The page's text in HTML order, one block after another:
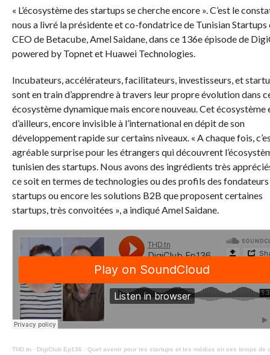
« L’écosystème des startups se cherche encore ». C’est le
nous a livré la présidente et co-fondatrice de Tunisian Startups
CEO de Betacube, Amel Saidane, dans ce 136e épisode de
powered by Topnet et Huawei Technologies.
Incubateurs, accélérateurs, facilitateurs, investisseurs, et
sont en train d’apprendre à travers leur propre évolution dans
écosystème dynamique mais encore nouveau. Cet écosystème
d’ailleurs, encore invisible à l’international en dépit de son
développement rapide sur certains niveaux. « A chaque fois,
agréable surprise pour les étrangers qui découvrent
tunisien des startups. Nous avons des ingrédients très
ce soit en termes de technologies ou des profils des fondateurs
startups ou encore les solutions B2B que proposent certaines
startups, très convoitées », a indiqué Amel Saidane.
THD.tn· DigiClub Ep136 : Quel avenir pour les startups et les médias en ces temps de